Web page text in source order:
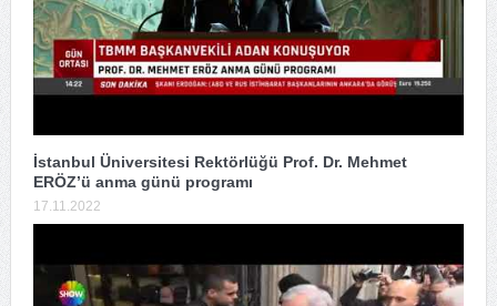
İstanbul Üniversitesi Rektörlüğü Prof. Dr. Mehmet
ERÖZ’ü anma günü programı
17.11.2022